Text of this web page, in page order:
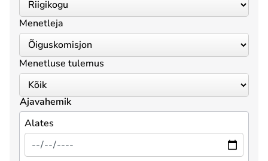
Menetleja
Menetluse tulemus
Ajavahemik
Alates